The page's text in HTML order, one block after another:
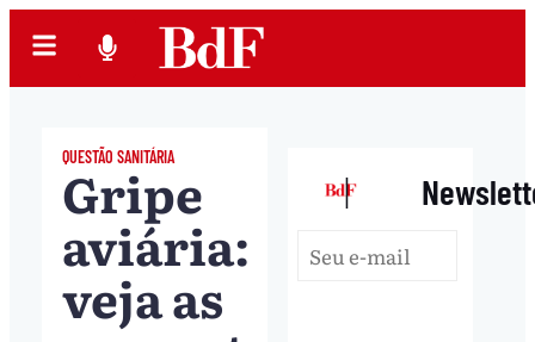
QUESTÃO SANITÁRIA
Gripe
aviária:
veja as
|